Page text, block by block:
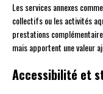
Les services annexes
collectifs ou les activités
prestations
mais apportent une valeur
Accessibilité et